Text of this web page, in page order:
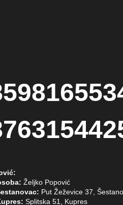
Željko Popović
Put Žeževice 37,
Splitska 51, Kupres